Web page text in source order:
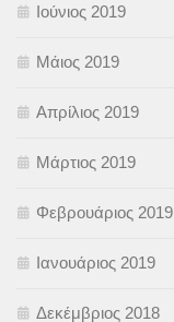
Ιούνιος 2019
Μάιος 2019
Απρίλιος 2019
Μάρτιος 2019
Φεβρουάριος 2019
Ιανουάριος 2019
Δεκέμβριος 2018